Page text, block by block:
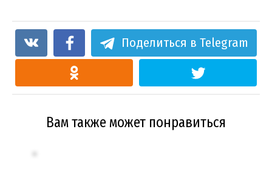
Поделиться в Telegram
Вам также может понравиться